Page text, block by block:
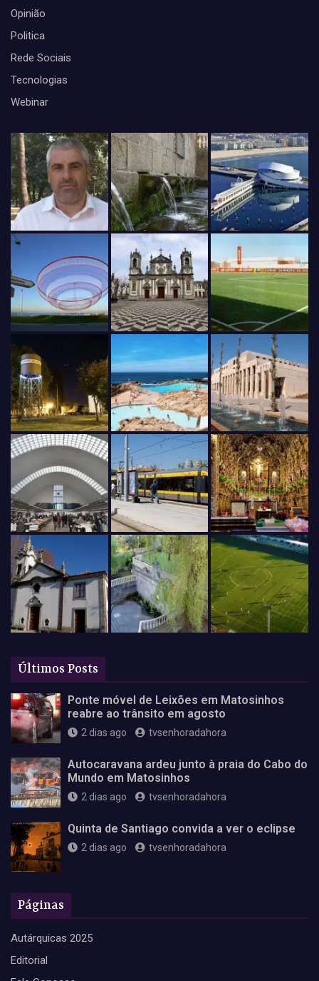
Opinião
Politica
Rede Sociais
Tecnologias
Webinar
Últimos Posts
Ponte móvel de Leixões em Matosinhos
reabre ao trânsito em agosto
2 dias ago tvsenhoradahora
Autocaravana ardeu junto à praia do Cabo do
Mundo em Matosinhos
2 dias ago tvsenhoradahora
Quinta de Santiago convida a ver o eclipse
2 dias ago tvsenhoradahora
Páginas
Autárquicas 2025
Editorial